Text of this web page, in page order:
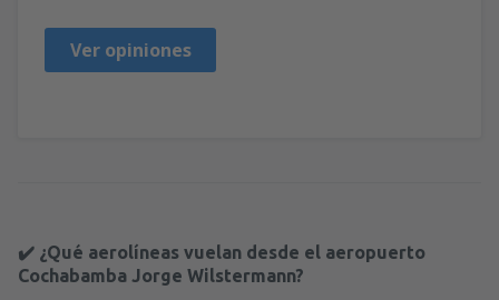
Ver opiniones
✔️ ¿Qué aerolíneas vuelan desde el aeropuerto
Cochabamba Jorge Wilstermann?